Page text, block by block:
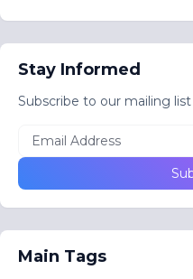
Stay Informed
Subscribe to our mailing
Main Tags